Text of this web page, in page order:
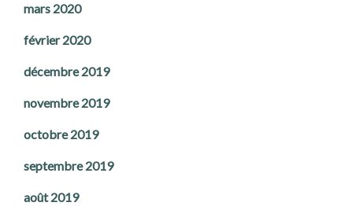
mars 2020
février 2020
décembre 2019
novembre 2019
octobre 2019
septembre 2019
août 2019